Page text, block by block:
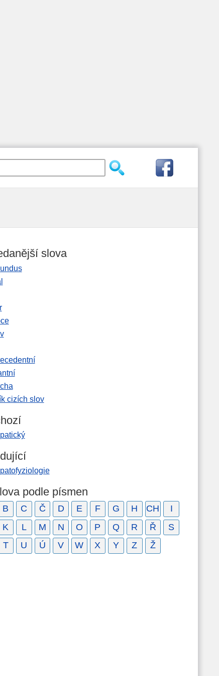
slova
cizích slov
podle písmen
B C Č D E F G H CH
I
K L M N O P Q R Ř
S
T U Ú V W X Y Z Ž